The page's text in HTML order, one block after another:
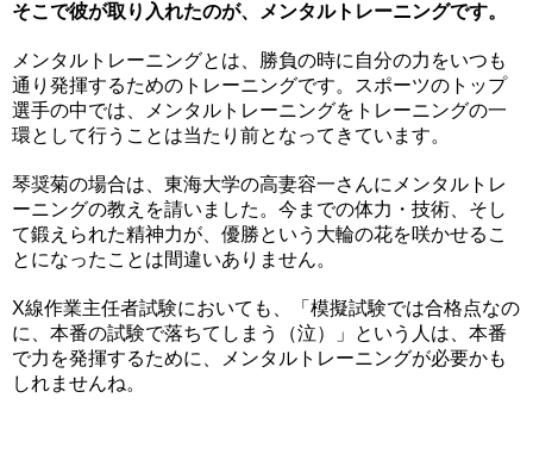
そこで彼が取り入れたのが、メンタルトレーニングです。
メンタルトレーニングとは、勝負の時に自分の力をいつも
通り発揮するためのトレーニングです。スポーツのトップ
選手の中では、メンタルトレーニングをトレーニングの一
環として行うことは当たり前となってきています。
琴奨菊の場合は、東海大学の高妻容一さんにメンタルトレ
ーニングの教えを請いました。今までの体力・技術、そし
て鍛えられた精神力が、優勝という大輪の花を咲かせるこ
とになったことは間違いありません。
X線作業主任者試験においても、「模擬試験では合格点なの
に、本番の試験で落ちてしまう（泣）」という人は、本番
で力を発揮するために、メンタルトレーニングが必要かも
しれませんね。